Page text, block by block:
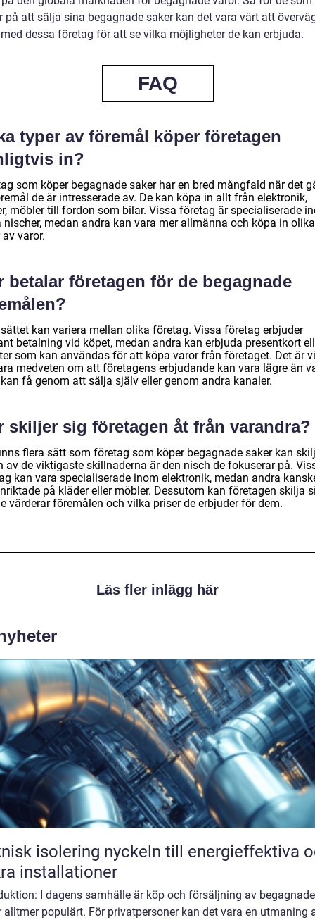
på att sälja sina begagnade saker kan det vara värt att
dessa företag för att se vilka möjligheter de kan erbjuda.
FAQ
typer av föremål köper företagen
in?
som köper begagnade saker har en bred mångfald när det
de är intresserade av. De kan köpa in allt från elektronik,
möbler till fordon som bilar. Vissa företag är specialiserade
nischer, medan andra kan vara mer allmänna och köpa in olika
varor.
betalar företagen för de begagnade
kan variera mellan olika företag. Vissa företag erbjuder
betalning vid köpet, medan andra kan erbjuda presentkort
som kan användas för att köpa varor från företaget. Det är
medveten om att företagens erbjudande kan vara lägre än
få genom att sälja själv eller genom andra kanaler.
skiljer sig företagen åt från varandra?
flera sätt som företag som köper begagnade saker kan
av de viktigaste skillnaderna är den nisch de fokuserar på.
kan vara specialiserade inom elektronik, medan andra
på kläder eller möbler. Dessutom kan företagen skilja
värderar föremålen och vilka priser de erbjuder för dem.
Läs fler inlägg här
nyckeln till energieffektiva och
installationer
I dagens samhälle är köp och försäljning av begagnade
alltmer populärt. För privatpersoner kan det vara en utmaning